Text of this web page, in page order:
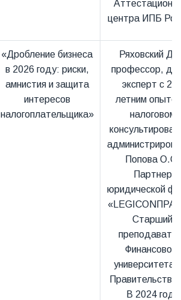
центра ИПБ
«Дробление бизнеса
в 2026 году: риски,
амнистия и защита
интересов
налогоплательщика»
Ряховский
профессор,
эксперт с
летним
налоговом
Попова О.С.
Партнер
юридической
Старший
Финансового
университета
В 2024 году